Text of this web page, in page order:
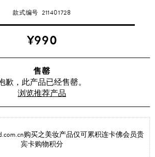
款式编号211401728
¥990
售罄
歉，此产品已经售罄。
浏览推荐产品
购买之美妆产品仅可累积连卡佛会员贵
宾卡购物积分